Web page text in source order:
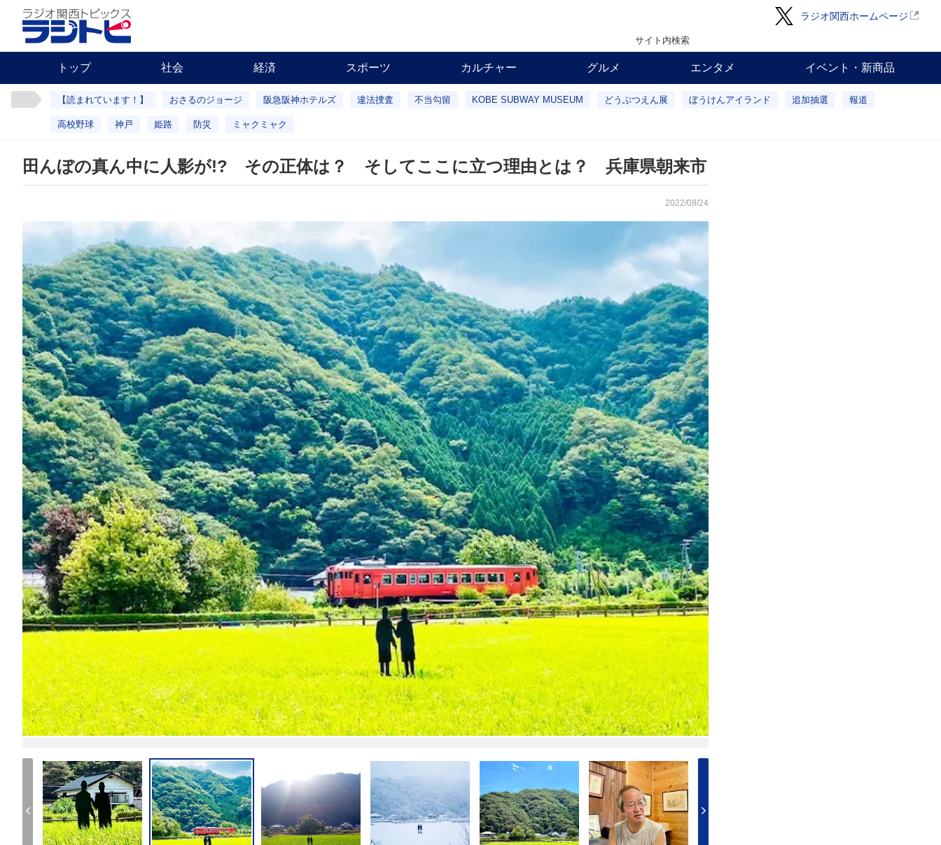
ラジオ関西ホームページ
サイト内検索
トップ 社会 経済 スポーツ カルチャー グルメ エンタメ イベント・新商品
【読まれています！】 おさるのジョージ 阪急阪神ホテルズ 違法捜査 不当勾留 KOBE SUBWAY MUSEUM どうぶつえん展 ぼうけんアイランド 追加抽選 報道
高校野球 神戸 姫路 防災 ミャクミャク
田んぼの真ん中に人影が!? その正体は？ そしてここに立つ理由とは？ 兵庫県朝来市
2022/08/24